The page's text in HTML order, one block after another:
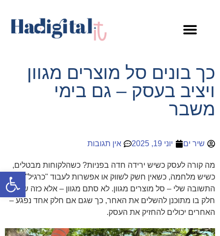
כך בונים סל מוצרים מגוון
ויציב בעסק – גם בימי
משבר
שיר ים יוני 19, 2025 אין תגובות
מה קורה לעסק כשיש ירידה חדה בפניות? כשהלקוחות מבטלים,
כשיש מלחמה, כשאין חשק לשווק או אפשרות לעבוד "כרגיל"?
התשובה שלי – סל מוצרים מגוון. לא סתם מגוון – אלא כזה שכל
חלק בו מתוכנן להשלים את האחר, כך שגם אם חלק אחד נפגע –
האחרים יכולים להחזיק את העסק.
פתח